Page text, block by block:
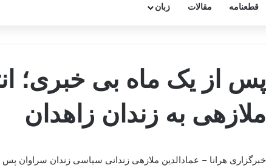
قطعنامه مقالات زبان
پس از یک ماه بی خبری؛
ملازهی به زندان زاهدان
خبرگزاری هرانا – عمادالدین ملازهی زندانی سیاسی زندان سراوان